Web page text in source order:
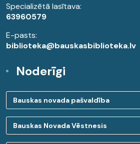
Specializētā lasītava:
63960579
E-pasts:
biblioteka@bauskasbiblioteka.lv
Noderīgi
Bauskas novada pašvaldība
Bauskas Novada Vēstnesis